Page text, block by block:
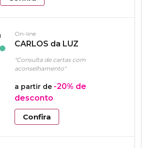
On-line
CARLOS da LUZ
"Consulta de cartas com
aconselhamento"
a partir de -20% de
desconto
Confira